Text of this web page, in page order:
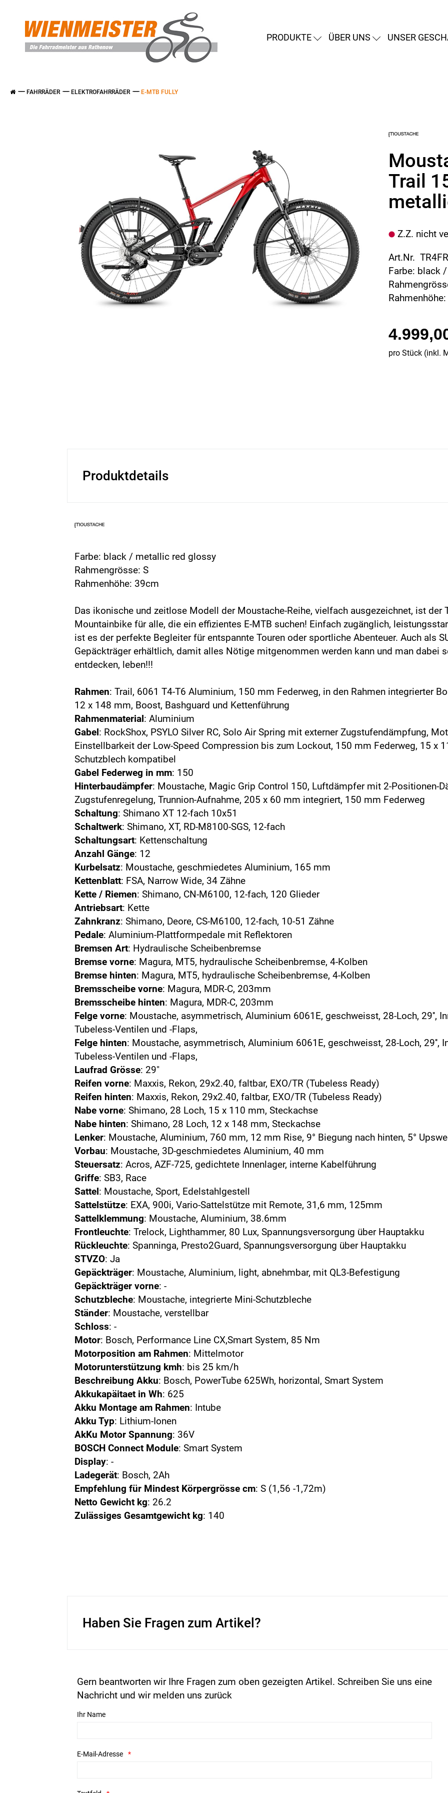
PRODUKTE ÜBER UNS UNSER
FAHRRÄDER ELEKTROFAHRRÄDER E-MTB FULLY
Trail
Z.Z. nicht
Art.Nr.
Farbe: black
pro Stück (inkl.
Produktdetails
Farbe: black / metallic red glossy
Rahmengrösse: S
Rahmenhöhe: 39cm
Das ikonische und zeitlose Modell der Moustache-Reihe, vielfach ausgezeichnet, ist der
Mountainbike für alle, die ein effizientes E-MTB suchen! Einfach zugänglich,
ist es der perfekte Begleiter für entspannte Touren oder sportliche Abenteuer. Auch als
Gepäckträger erhältlich, damit alles Nötige mitgenommen werden kann und man dabei
entdecken, leben!!!
Rahmen: Trail, 6061 T4-T6 Aluminium, 150 mm Federweg, in den Rahmen integrierter
12 x 148 mm, Boost, Bashguard und Kettenführung
Rahmenmaterial: Aluminium
Gabel: RockShox, PSYLO Silver RC, Solo Air Spring mit externer Zugstufendämpfung,
Einstellbarkeit der Low-Speed Compression bis zum Lockout, 150 mm Federweg, 15 x
Schutzblech kompatibel
Gabel Federweg in mm: 150
Hinterbaudämpfer: Moustache, Magic Grip Control 150, Luftdämpfer mit 2-Positionen-
Zugstufenregelung, Trunnion-Aufnahme, 205 x 60 mm integriert, 150 mm Federweg
Schaltung: Shimano XT 12-fach 10x51
Schaltwerk: Shimano, XT, RD-M8100-SGS, 12-fach
Schaltungsart: Kettenschaltung
Anzahl Gänge: 12
Kurbelsatz: Moustache, geschmiedetes Aluminium, 165 mm
Kettenblatt: FSA, Narrow Wide, 34 Zähne
Kette / Riemen: Shimano, CN-M6100, 12-fach, 120 Glieder
Antriebsart: Kette
Zahnkranz: Shimano, Deore, CS-M6100, 12-fach, 10-51 Zähne
Pedale: Aluminium-Plattformpedale mit Reflektoren
Bremsen Art: Hydraulische Scheibenbremse
Bremse vorne: Magura, MT5, hydraulische Scheibenbremse, 4-Kolben
Bremse hinten: Magura, MT5, hydraulische Scheibenbremse, 4-Kolben
Bremsscheibe vorne: Magura, MDR-C, 203mm
Bremsscheibe hinten: Magura, MDR-C, 203mm
Felge vorne: Moustache, asymmetrisch, Aluminium 6061E, geschweisst, 28-Loch, 29'',
Tubeless-Ventilen und -Flaps,
Felge hinten: Moustache, asymmetrisch, Aluminium 6061E, geschweisst, 28-Loch, 29'',
Tubeless-Ventilen und -Flaps,
Laufrad Grösse: 29"
Reifen vorne: Maxxis, Rekon, 29x2.40, faltbar, EXO/TR (Tubeless Ready)
Reifen hinten: Maxxis, Rekon, 29x2.40, faltbar, EXO/TR (Tubeless Ready)
Nabe vorne: Shimano, 28 Loch, 15 x 110 mm, Steckachse
Nabe hinten: Shimano, 28 Loch, 12 x 148 mm, Steckachse
Lenker: Moustache, Aluminium, 760 mm, 12 mm Rise, 9° Biegung nach hinten, 5°
Vorbau: Moustache, 3D-geschmiedetes Aluminium, 40 mm
Steuersatz: Acros, AZF-725, gedichtete Innenlager, interne Kabelführung
Griffe: SB3, Race
Sattel: Moustache, Sport, Edelstahlgestell​
Sattelstütze: EXA, 900i, Vario-Sattelstütze mit Remote, 31,6 mm, 125mm
Sattelklemmung: Moustache, Aluminium, 38.6mm
Frontleuchte: Trelock, Lighthammer, 80 Lux, Spannungsversorgung über Hauptakku
Rückleuchte: Spanninga, Presto2Guard, Spannungsversorgung über Hauptakku
STVZO: Ja
Gepäckträger: Moustache, Aluminium, light, abnehmbar, mit QL3-Befestigung
Gepäckträger vorne: -
Schutzbleche: Moustache, integrierte Mini-Schutzbleche
Ständer: Moustache, verstellbar
Schloss: -
Motor: Bosch, Performance Line CX,Smart System, 85 Nm
Motorposition am Rahmen: Mittelmotor
Motorunterstützung kmh: bis 25 km/h
Beschreibung Akku: Bosch, PowerTube 625Wh, horizontal, Smart System
Akkukapäitaet in Wh: 625
Akku Montage am Rahmen: Intube
Akku Typ: Lithium-Ionen
AkKu Motor Spannung: 36V
BOSCH Connect Module: Smart System
Display: -
Ladegerät: Bosch, 2Ah
Empfehlung für Mindest Körpergrösse cm: S (1,56 -1,72m)
Netto Gewicht kg: 26.2
Zulässiges Gesamtgewicht kg: 140
Haben Sie Fragen zum Artikel?
Gern beantworten wir Ihre Fragen zum oben gezeigten Artikel. Schreiben Sie uns eine
Nachricht und wir melden uns zurück
Ihr Name
E-Mail-Adresse